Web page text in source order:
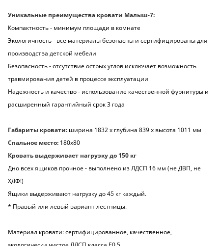
Уникальные преимущества кровати Малыш-7:
Компактность - минимум площади в комнате
Экологичность - все материалы безопасны и сертифицированы для
производства детской мебели
Безопасность - отсутствие острых углов исключает возможность
травмирования детей в процессе эксплуатации
Надежность и качество - использование качественной фурнитуры и
расширенный гарантийный срок 3 года
Габариты кровати: ширина 1832 х глубина 839 х высота 1011 мм
Спальное место: 180х80
Кровать выдерживает нагрузку до 150 кг
Дно всех ящиков прочное - выполнено из ЛДСП 16 мм (не ДВП, не
ХДФ!)
Ящики выдерживают нагрузку до 45 кг каждый.
* Правый или левый вариант лестницы.
Материал кровати: сертифицированное, качественное,